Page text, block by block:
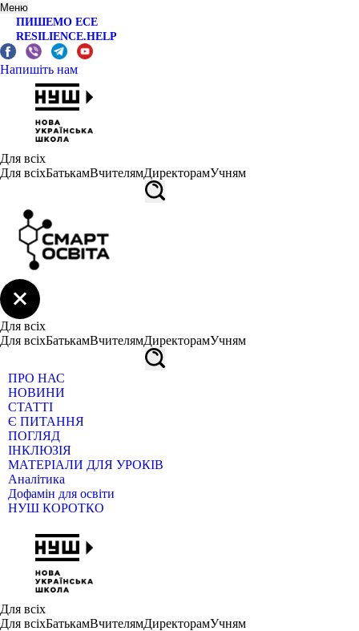
Меню
ПИШЕМО ЕСЕ
RESILIENCE.HELP
Напишіть нам
Для всіх
Для всіхБатькамВчителямДиректорамУчням
Для всіх
Для всіхБатькамВчителямДиректорамУчням
ПРО НАС
НОВИНИ
СТАТТІ
Є ПИТАННЯ
ПОГЛЯД
ІНКЛЮЗІЯ
МАТЕРІАЛИ ДЛЯ УРОКІВ
Аналітика
Дофамін для освіти
НУШ КОРОТКО
Для всіх
Для всіхБатькамВчителямДиректорамУчням